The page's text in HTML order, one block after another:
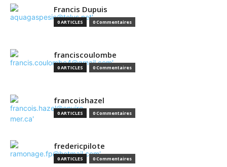
Francis Dupuis
0 ARTICLES 0 Commentaires
franciscoulombe
0 ARTICLES 0 Commentaires
francoishazel
0 ARTICLES 0 Commentaires
fredericpilote
0 ARTICLES 0 Commentaires